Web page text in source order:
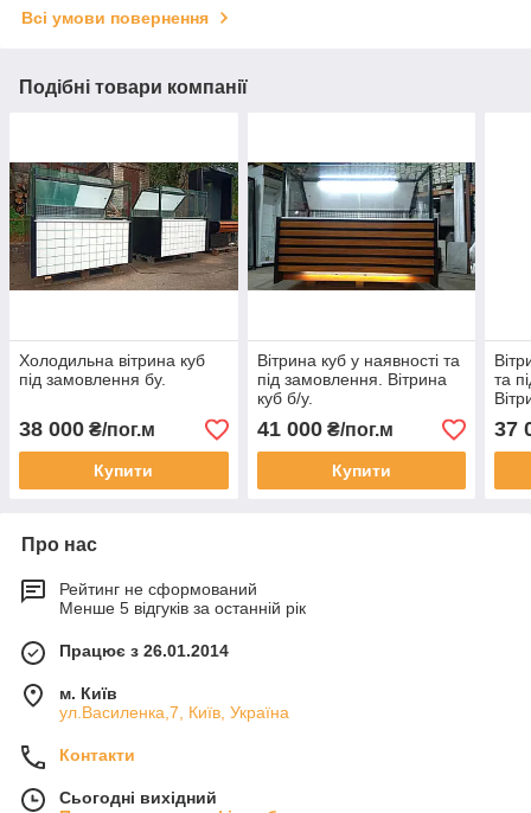
Всі умови повернення
Подібні товари компанії
Холодильна вітрина куб
під замовлення бу.
38 000 ₴/пог.м
Купити
Вітрина куб у наявності та
під замовлення. Вітрина
куб б/у.
41 000₴/пог.м
Купити
та
37
Про нас
Рейтинг не сформований
Менше 5 відгуків за останній рік
Працює з 26.01.2014
м. Київ
ул.Василенка,7, Київ, Україна
Контакти
Сьогодні вихідний